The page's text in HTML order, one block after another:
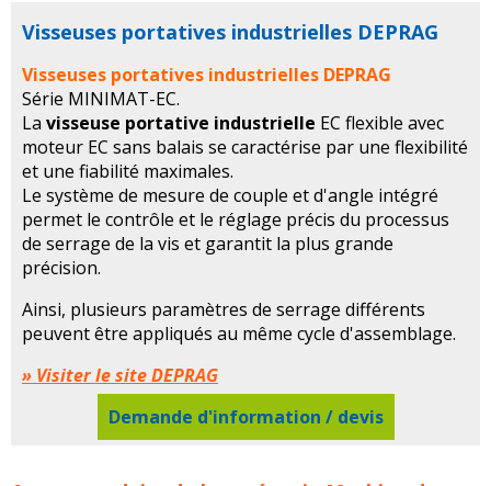
Visseuses portatives industrielles DEPRAG
Visseuses portatives industrielles DEPRAG
Série MINIMAT-EC.
La visseuse portative industrielle EC flexible avec
moteur EC sans balais se caractérise par une flexibilité
et une fiabilité maximales.
Le système de mesure de couple et d'angle intégré
permet le contrôle et le réglage précis du processus
de serrage de la vis et garantit la plus grande
précision.
Ainsi, plusieurs paramètres de serrage différents
peuvent être appliqués au même cycle d'assemblage.
» Visiter le site DEPRAG
Demande d'information / devis